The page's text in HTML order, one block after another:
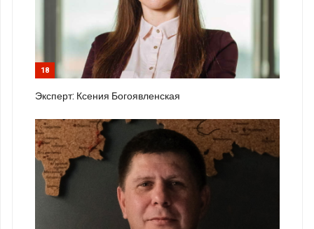
18
Эксперт: Ксения Богоявленская